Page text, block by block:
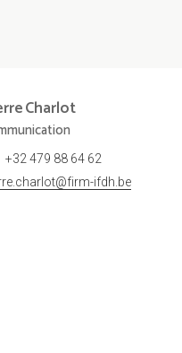
Charlot
+32 479 88 64 62
ifdh.be